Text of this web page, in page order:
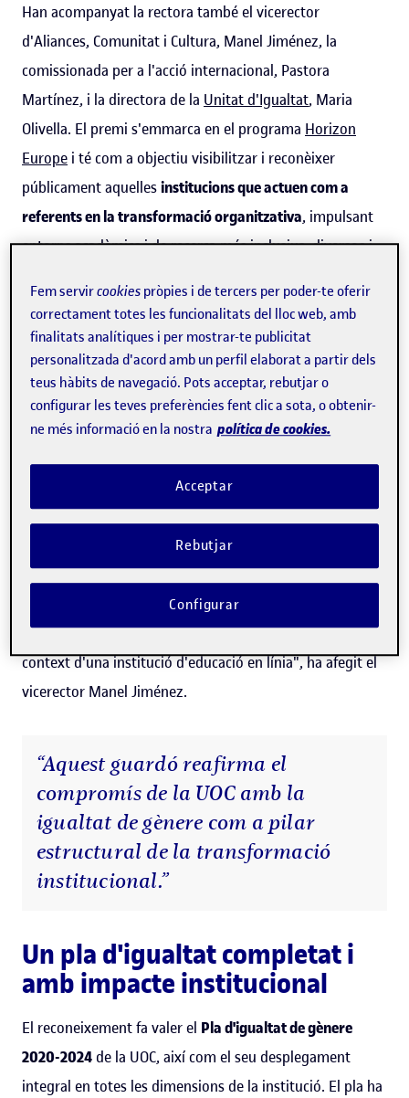
Han acompanyat la rectora també el vicerector
d'Aliances, Comunitat i Cultura, Manel Jiménez, la
comissionada per a l'acció internacional, Pastora
Martínez, i la directora de la Unitat d'Igualtat, Maria
Olivella. El premi s'emmarca en el programa Horizon
Europe i té com a objectiu visibilitzar i reconèixer
públicament aquellesinstitucions que actuen com a
referents en la transformació organitzativa, impulsant
entorns acadèmics i de recerca més inclusius, diversos i
"Rebre aquest guardó en nom de la UOC no és només un
honor, sinó una responsabilitat compartida. Pertany a
tota la nostra comunitat i reafirma el nostre compromís
de llarga trajectòria amb la igualtat de gènere com a pilar
estructural de l'excel·lència acadèmica i de la
transformació institucional", ha afirmat Fitó.
"Aquest guardó no només reconeix les polítiques de
gènere dissenyades i aplicades amb una clara vocació
transversal, integrades en els diferents àmbits d'actuació
de la Universitat, sinó que també destaca el seu caràcter
pioner en la diagnosi, la recerca i la implementació en el
context d'una institució d'educació en línia", ha afegit el
vicerector Manel Jiménez.
“Aquest guardó reafirma el
compromís de la UOC amb la
igualtat de gènere com a pilar
estructural de la transformació
institucional.”
Un pla d'igualtat completat i
amb impacte institucional
El reconeixement fa valer el Pla d'igualtat de gènere
2020-2024 de la UOC, així com el seu desplegament
integral en totes les dimensions de la institució. El pla ha
Fem servircookies pròpies i de tercers per poder-te oferir
correctament totes les funcionalitats del lloc web, amb
finalitats analítiques i per mostrar-te publicitat
personalitzada d'acord amb un perfil elaborat a partir dels
teus hàbits de navegació. Pots acceptar, rebutjar o
configurar les teves preferències fent clic a sota, o obtenir-
ne més informació en la nostra política de cookies.
Rebutjar
Acceptar
Configurar